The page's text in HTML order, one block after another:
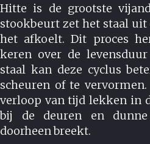
Hitte is de grootste
stookbeurt zet het staal
het afkoelt. Dit proces
keren over de
staal kan deze cyclus
scheuren of te
verloop van tijd lekken in
bij de deuren en
doorheen breekt.